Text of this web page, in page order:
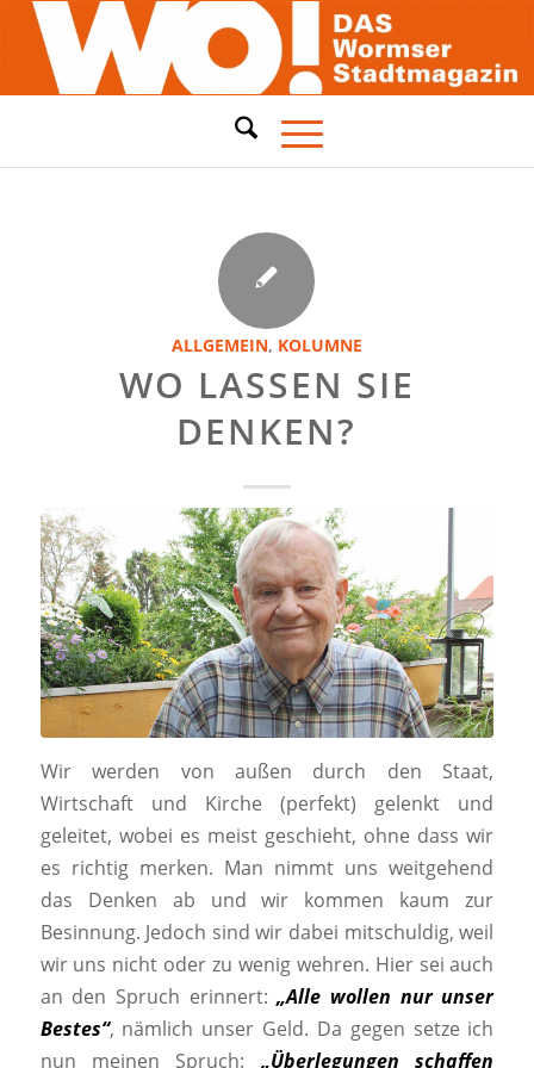
ALLGEMEIN, KOLUMNE
WO LASSEN SIE
DENKEN?
Wir werden von außen durch den Staat,
Wirtschaft und Kirche (perfekt) gelenkt und
geleitet, wobei es meist geschieht, ohne dass wir
es richtig merken. Man nimmt uns weitgehend
das Denken ab und wir kommen kaum zur
Besinnung. Jedoch sind wir dabei mitschuldig, weil
wir uns nicht oder zu wenig wehren. Hier sei auch
an den Spruch erinnert: „Alle wollen nur unser
Bestes“, nämlich unser Geld. Da gegen setze ich
nun meinen Spruch: „Überlegungen schaffen